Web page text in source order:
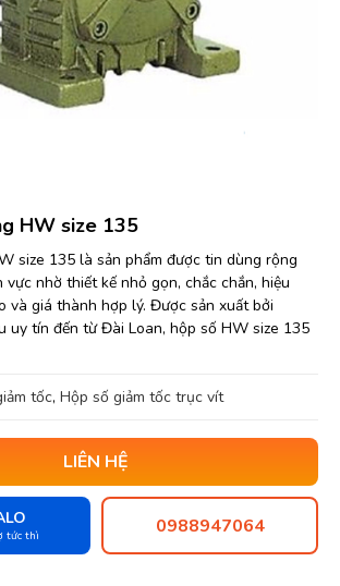
HW size 135
size 135 là sản phẩm được tin dùng rộng
nhờ thiết kế nhỏ gọn, chắc chắn, hiệu
và giá thành hợp lý. Được sản xuất bởi
uy tín đến từ Đài Loan, hộp số HW size 135
tốc, Hộp số giảm tốc trục vít
LIÊN HỆ
tức thì 0988947064